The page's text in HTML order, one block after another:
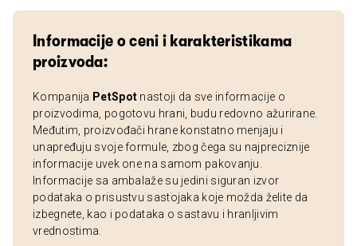
Informacije o ceni i karakteristikama
proizvoda:
Kompanija PetSpot nastoji da sve informacije o
proizvodima, pogotovu hrani, budu redovno ažurirane.
Međutim, proizvođači hrane konstatno menjaju i
unapređuju svoje formule, zbog čega su najpreciznije
informacije uvek one na samom pakovanju.
Informacije sa ambalaže su jedini siguran izvor
podataka o prisustvu sastojaka koje možda želite da
izbegnete, kao i podataka o sastavu i hranljivim
vrednostima.